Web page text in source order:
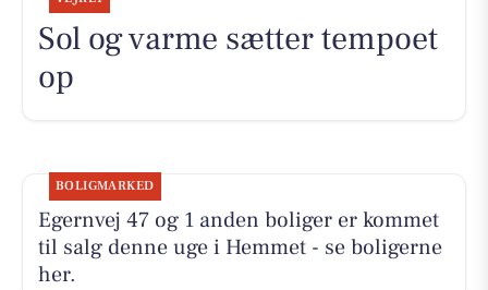
Sol og varme sætter tempoet
op
BOLIGMARKED
Egernvej 47 og 1 anden boliger er kommet
til salg denne uge i Hemmet - se boligerne
her.